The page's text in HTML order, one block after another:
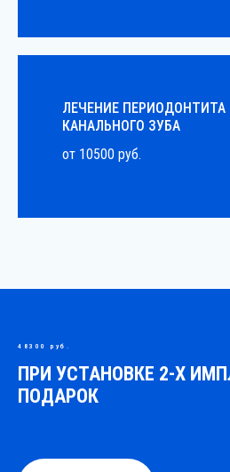
ЛЕЧЕНИЕ ПЕРИОДОНТИТА
КАНАЛЬНОГО ЗУБА
от 10500 руб.
48300 руб.
ПРИ УСТАНОВКЕ 2-Х
ПОДАРОК